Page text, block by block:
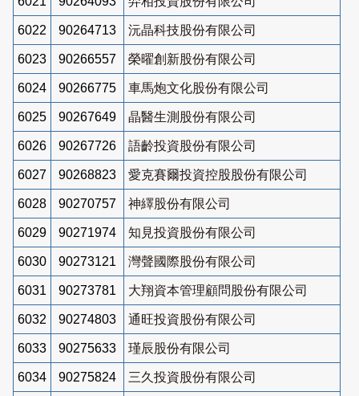
6022 90264713 沅晶科技股份有限公司
6023 90266557 榮曜創新股份有限公司
6024 90266775 車馬炮文化股份有限公司
6025 90267649 晶醫生測股份有限公司
6026 90267726 語齡投資股份有限公司
6027 90268823 愛克賽爾投資控股股份有限公司
6028 90270757 神繹股份有限公司
6029 90271974 知見投資股份有限公司
6030 90273121 灣聲國際股份有限公司
6031 90273781 大翔資本管理顧問股份有限公司
6032 90274803 通旺投資股份有限公司
6033 90275633 瑾辰股份有限公司
6034 90275824 三久投資股份有限公司